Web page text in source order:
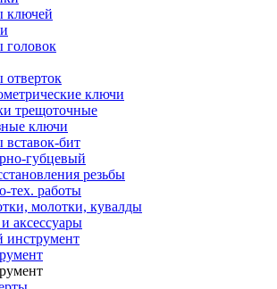
ключей
головок
ключи
трещоточные
ключи
бит
губцевый
резьбы
тех. работы
молотки, кувалды
аксессуары
инструмент